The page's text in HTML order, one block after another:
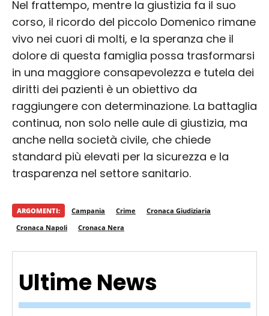
Ultime News
Nel frattempo, mentre la giustizia fa il suo
corso, il ricordo del piccolo Domenico rimane
vivo nei cuori di molti, e la speranza che il
dolore di questa famiglia possa trasformarsi
in una maggiore consapevolezza e tutela dei
diritti dei pazienti è un obiettivo da
raggiungere con determinazione. La battaglia
continua, non solo nelle aule di giustizia, ma
anche nella società civile, che chiede
standard più elevati per la sicurezza e la
trasparenza nel settore sanitario.
ARGOMENTI: Campania Crime
Cronaca Giudiziaria
Cronaca Napoli
Cronaca Nera